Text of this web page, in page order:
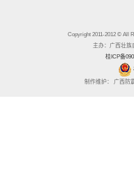
Copyright 2011-2012 © All
主办：广西壮族
桂ICP备
制作维护： 广西防